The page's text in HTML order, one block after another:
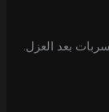
بعد العزل.